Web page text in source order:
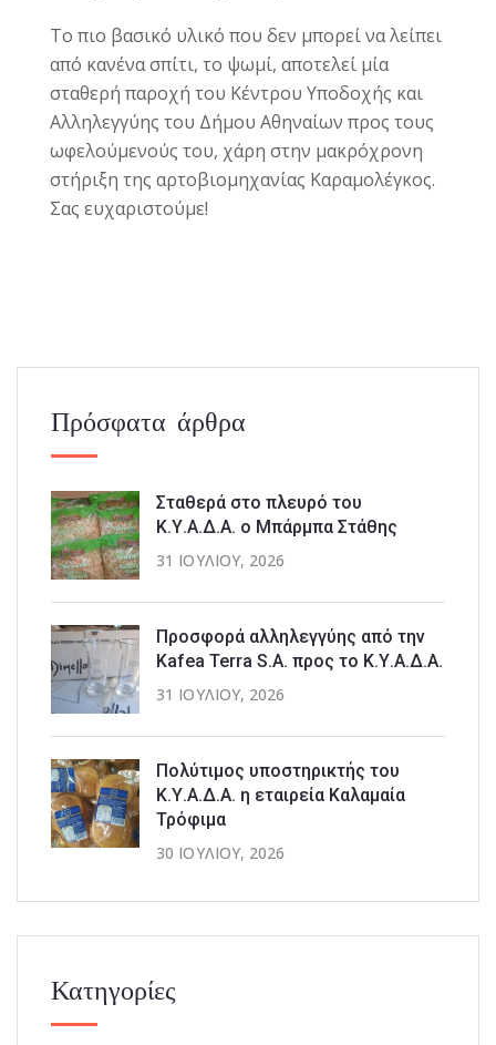
Το πιο βασικό υλικό που δεν μπορεί να λείπει
από κανένα σπίτι, το ψωμί, αποτελεί μία
σταθερή παροχή του Κέντρου Υποδοχής και
Αλληλεγγύης του Δήμου Αθηναίων προς τους
ωφελούμενούς του, χάρη στην μακρόχρονη
στήριξη της αρτοβιομηχανίας Καραμολέγκος.
Σας ευχαριστούμε!
Πρόσφατα άρθρα
Σταθερά στο πλευρό του
Κ.Υ.Α.Δ.Α. ο Μπάρμπα Στάθης
31 ΙΟΥΛΊΟΥ, 2026
Προσφορά αλληλεγγύης από την
Kafea Terra S.A. προς το Κ.Υ.Α.Δ.Α.
31 ΙΟΥΛΊΟΥ, 2026
Πολύτιμος υποστηρικτής του
Κ.Υ.Α.Δ.Α. η εταιρεία Καλαμαία
Τρόφιμα
30 ΙΟΥΛΊΟΥ, 2026
Κατηγορίες